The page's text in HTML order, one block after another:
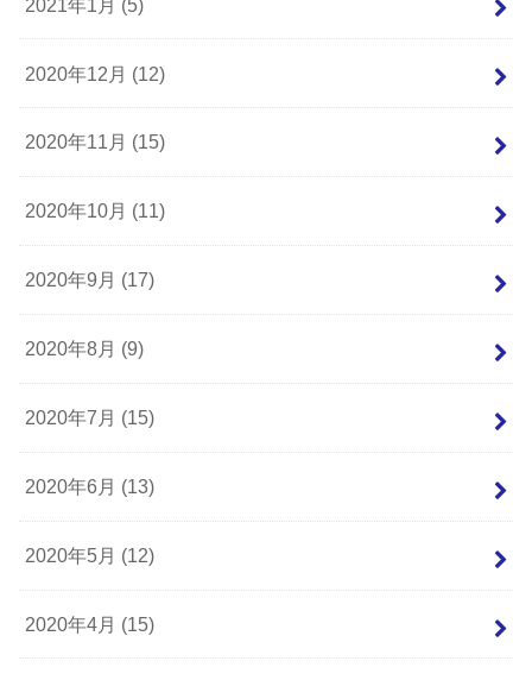
2020年12月 (12)
2020年11月 (15)
2020年10月 (11)
2020年9月 (17)
2020年8月 (9)
2020年7月 (15)
2020年6月 (13)
2020年5月 (12)
2020年4月 (15)